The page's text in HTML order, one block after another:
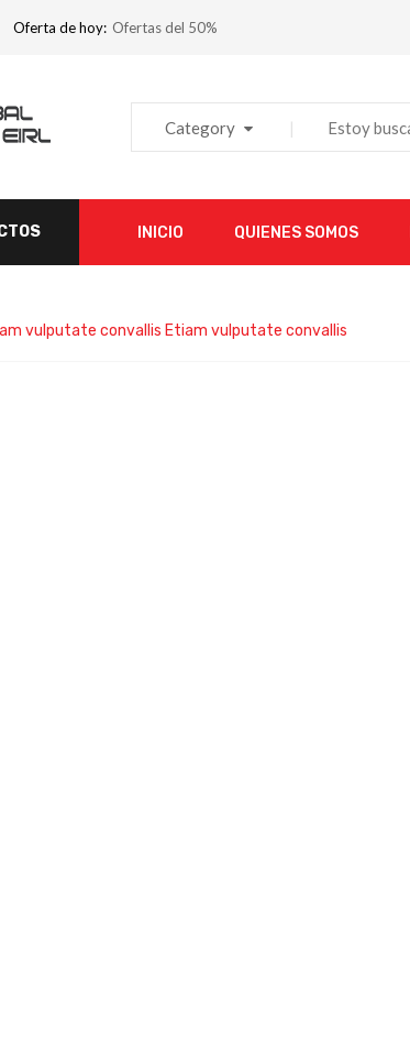
Oferta de hoy: Ofertas del 50%
Category
INICIO QUIENES SOMOS
vulputate convallis Etiam vulputate convallis